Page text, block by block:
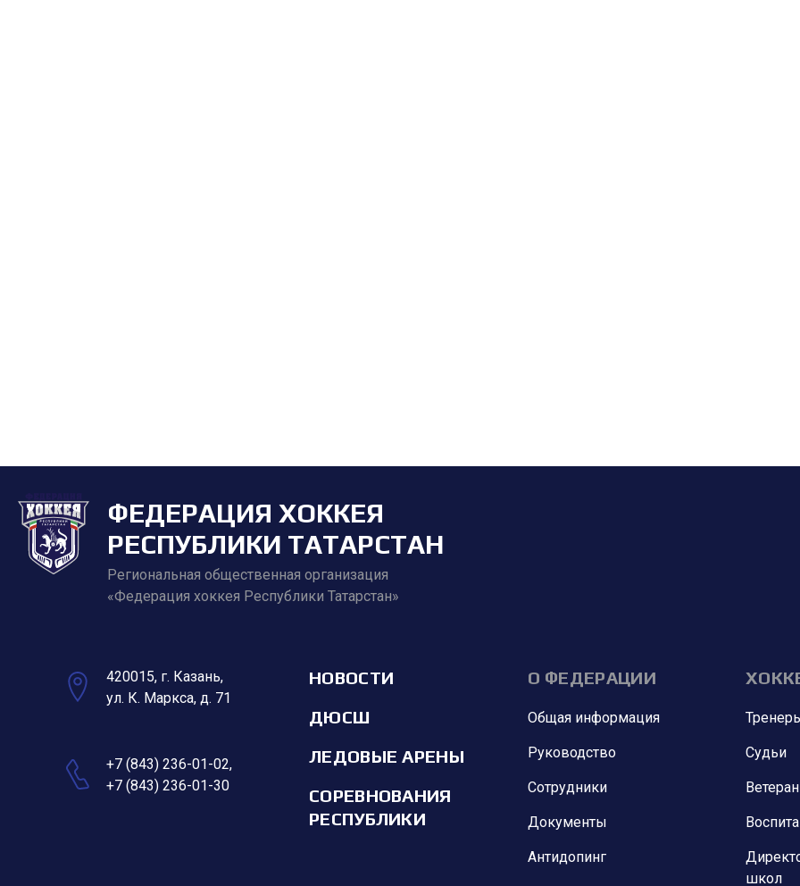
ФЕДЕРАЦИЯ ХОККЕЯ
РЕСПУБЛИКИ ТАТАРСТАН
Региональная общественная организация
«Федерация хоккея Республики Татарстан»
420015, г. Казань,
ул. К. Маркса, д. 71
+7 (843) 236-01-02,
+7 (843) 236-01-30
НОВОСТИ
ДЮСШ
ЛЕДОВЫЕ АРЕНЫ
СОРЕВНОВАНИЯ
РЕСПУБЛИКИ
О ФЕДЕРАЦИИ
Общая информация
Руководство
Сотрудники
Документы
Антидопинг
Судьи
школ